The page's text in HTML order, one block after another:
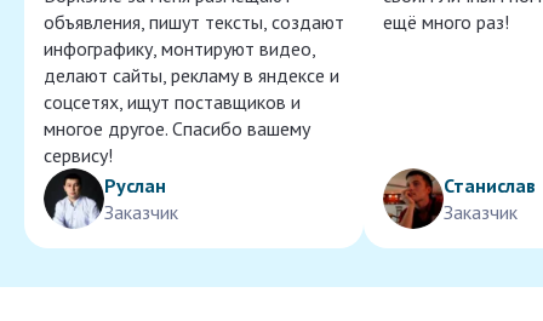
объявления, пишут тексты, создают
инфографику, монтируют видео,
делают сайты, рекламу в яндексе и
соцсетях, ищут поставщиков и
многое другое. Спасибо вашему
сервису!
Руслан
Заказчик
ещё много раз!
Станислав
Заказчик